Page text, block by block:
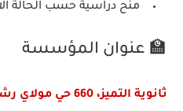
منح دراسية حسب الحالة
🏫 عنوان المؤسسة
ثانوية التميز،